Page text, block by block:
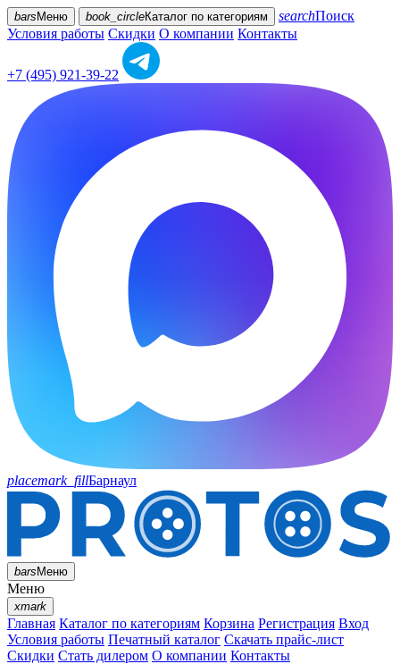
bars Меню book_circleКаталог по категориям searchПоиск
Условия работы Скидки О компании Контакты
+7 (495) 921-39-22
placemark_fillБарнаул
barsМеню
Меню
xmark
Главная Каталог по категориям Корзина Регистрация Вход
Условия работы Печатный каталог Скачать прайс-лист
Скидки Стать дилером О компании Контакты